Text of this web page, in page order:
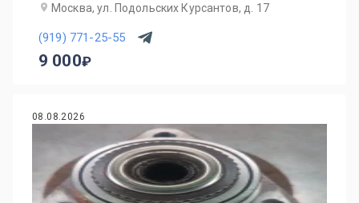
Москва, ул. Подольских Курсантов, д. 17
(919) 771-25-55
9 000
08.08.2026